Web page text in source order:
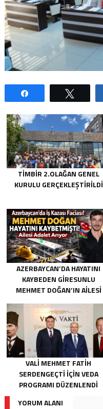
TİMBİR 2.OLAĞAN GENEL
KURULU GERÇEKLEŞTIRILDI
AZERBAYCAN’DA HAYATINI
KAYBEDEN GIRESUNLU
MEHMET DOĞAN’IN AILESI
VALI MEHMET FATIH
SERDENGEÇTI İÇIN VEDA
PROGRAMI DÜZENLENDI
YORUM ALANI